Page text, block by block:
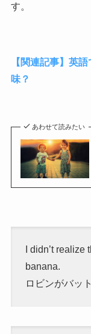
す。
【関連記事】英
味？
あわせて読みたい
I didn’t
banana.
ロビンがバッ